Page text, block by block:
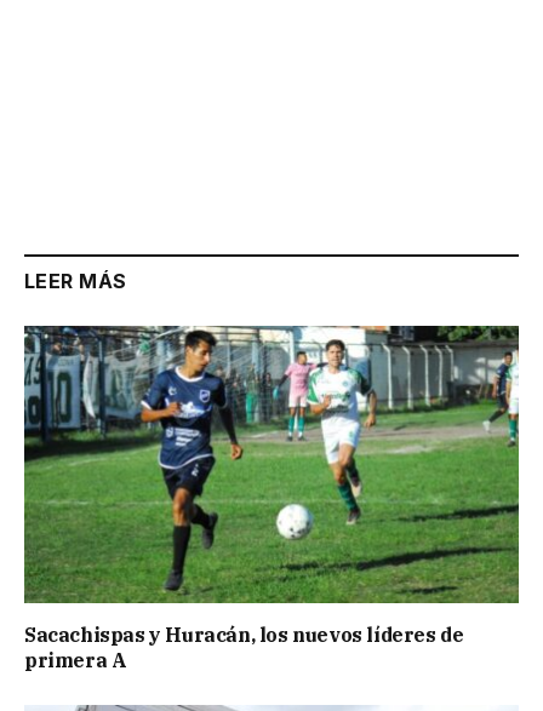
LEER MÁS
Sacachispas y Huracán, los nuevos líderes de
primera A